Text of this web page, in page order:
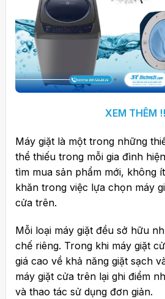
XEM THÊM
Máy giặt là một trong những
thể thiếu trong mỗi gia đình
tìm mua sản phẩm mới, không
khăn trong việc lựa chọn máy
cửa trên.
Mỗi loại máy giặt đều sở hữu
chế riêng. Trong khi máy giặt
giá cao về khả năng giặt sạch
máy giặt cửa trên lại ghi điểm
và thao tác sử dụng đơn giản.